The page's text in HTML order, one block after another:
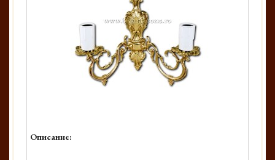
Описание: